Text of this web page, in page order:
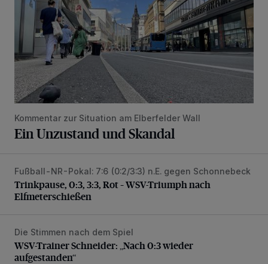
Kommentar zur Situation am Elberfelder Wall
Ein Unzustand und Skandal
Trinkpause, 0:3, 3:3, Rot – WSV-Triumph nach
Fußball-NR-Pokal: 7:6 (0:2/3:3) n.E. gegen Schonnebeck
Trinkpause, 0:3, 3:3, Rot – WSV-Triumph nach
Elfmeterschießen
WSV-Trainer Schneider: „Nach 0:3 wieder aufgestanden“
Die Stimmen nach dem Spiel
WSV-Trainer Schneider: „Nach 0:3 wieder
aufgestanden“